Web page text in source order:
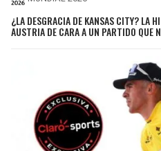
¿LA DESGRACIA DE KANSAS CITY? LA
AUSTRIA DE CARA A UN PARTIDO QUE